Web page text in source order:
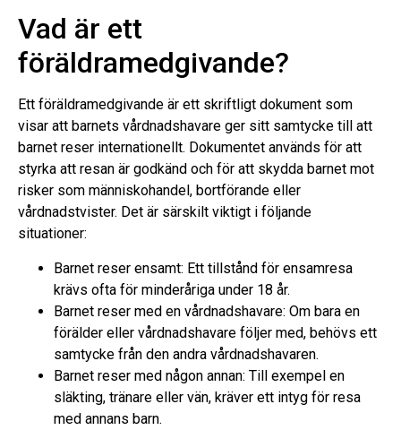
Vad är ett
föräldramedgivande?
Ett föräldramedgivande är ett skriftligt dokument som
visar att barnets vårdnadshavare ger sitt samtycke till att
barnet reser internationellt. Dokumentet används för att
styrka att resan är godkänd och för att skydda barnet mot
risker som människohandel, bortförande eller
vårdnadstvister. Det är särskilt viktigt i följande
situationer:
Barnet reser ensamt: Ett tillstånd för ensamresa
krävs ofta för minderåriga under 18 år.
Barnet reser med en vårdnadshavare: Om bara en
förälder eller vårdnadshavare följer med, behövs ett
samtycke från den andra vårdnadshavaren.
Barnet reser med någon annan: Till exempel en
släkting, tränare eller vän, kräver ett intyg för resa
med annans barn.